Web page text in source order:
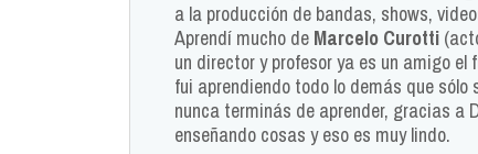
a la producción de bandas, shows,
Aprendí mucho de Marcelo Curotti
un director y profesor ya es un amigo el
fui aprendiendo todo lo demás que
nunca terminás de aprender, gracias a
enseñando cosas y eso es muy lindo.